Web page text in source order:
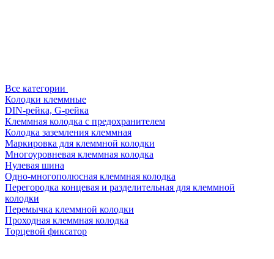
Все категории
Колодки клеммные
DIN-рейка, G-рейка
Клеммная колодка с предохранителем
Колодка заземления клеммная
Маркировка для клеммной колодки
Многоуровневая клеммная колодка
Нулевая шина
Одно-многополюсная клеммная колодка
Перегородка концевая и разделительная для клеммной
колодки
Перемычка клеммной колодки
Проходная клеммная колодка
Торцевой фиксатор